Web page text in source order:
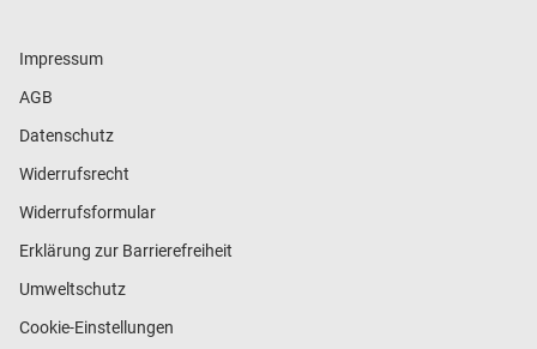
Impressum
AGB
Datenschutz
Widerrufsrecht
Widerrufsformular
Erklärung zur Barrierefreiheit
Umweltschutz
Cookie-Einstellungen